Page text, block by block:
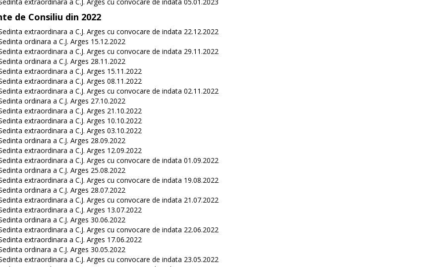
de Consiliu din 2022
extraordinara a C.J. Arges cu convocare de indata 22.12.2022
ordinara a C.J. Arges 15.12.2022
extraordinara a C.J. Arges cu convocare de indata 29.11.2022
ordinara a C.J. Arges 28.11.2022
extraordinara a C.J. Arges 15.11.2022
extraordinara a C.J. Arges 08.11.2022
extraordinara a C.J. Arges cu convocare de indata 02.11.2022
ordinara a C.J. Arges 27.10.2022
extraordinara a C.J. Arges 21.10.2022
extraordinara a C.J. Arges 10.10.2022
extraordinara a C.J. Arges 03.10.2022
ordinara a C.J. Arges 28.09.2022
extraordinara a C.J. Arges 12.09.2022
extraordinara a C.J. Arges cu convocare de indata 01.09.2022
ordinara a C.J. Arges 25.08.2022
extraordinara a C.J. Arges cu convocare de indata 19.08.2022
ordinara a C.J. Arges 28.07.2022
extraordinara a C.J. Arges cu convocare de indata 21.07.2022
extraordinara a C.J. Arges 13.07.2022
ordinara a C.J. Arges 30.06.2022
extraordinara a C.J. Arges cu convocare de indata 22.06.2022
extraordinara a C.J. Arges 17.06.2022
ordinara a C.J. Arges 30.05.2022
extraordinara a C.J. Arges cu convocare de indata 23.05.2022